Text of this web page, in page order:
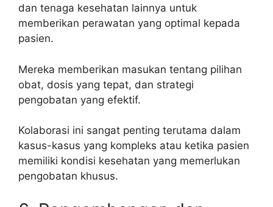
dan tenaga kesehatan lainnya untuk
memberikan perawatan yang optimal kepada
pasien.
Mereka memberikan masukan tentang pilihan
obat, dosis yang tepat, dan strategi
pengobatan yang efektif.
Kolaborasi ini sangat penting terutama dalam
kasus-kasus yang kompleks atau ketika pasien
memiliki kondisi kesehatan yang memerlukan
pengobatan khusus.